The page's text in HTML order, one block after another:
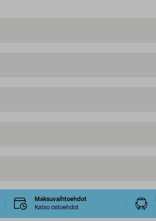
Maksuvaihtoehdot
Katso ostoehdot